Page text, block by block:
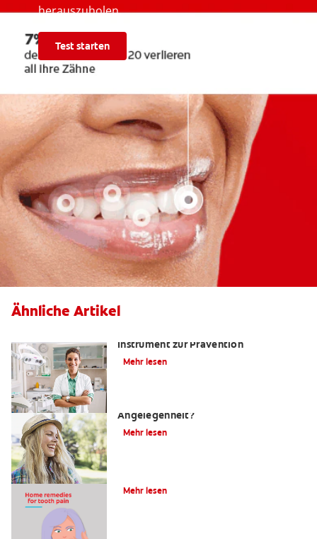
herauszuholen.
Test starten
Ähnliche Artikel
Instrument zur Prävention
Mehr lesen
Angelegenheit?
Mehr lesen
Mehr lesen